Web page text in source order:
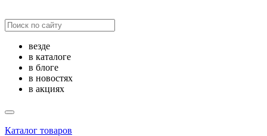
везде
в каталоге
в блоге
в новостях
в акциях
Каталог товаров